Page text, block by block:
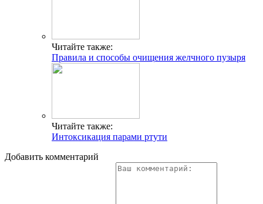
Читайте также:
Правила и способы очищения желчного пузыря
Читайте также:
Интоксикация парами ртути
Добавить комментарий